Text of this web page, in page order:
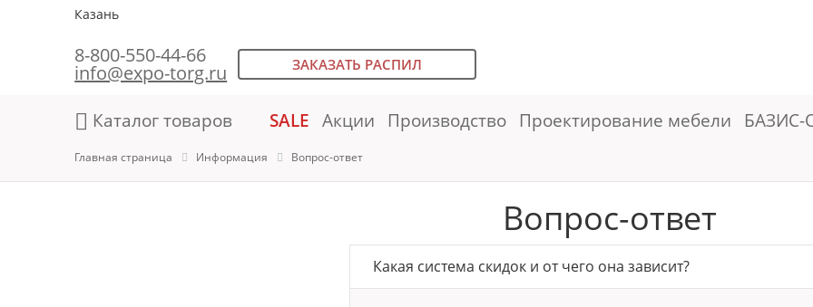
Казань
8-800-550-44-66
info@expo-torg.ru ЗАКАЗАТЬ РАСПИЛ
Каталог товаров SALE Акции Производство Проектирование мебели БАЗИС-
Главная страница Информация Вопрос-ответ
Вопрос-ответ
Какая система скидок и от чего она зависит?